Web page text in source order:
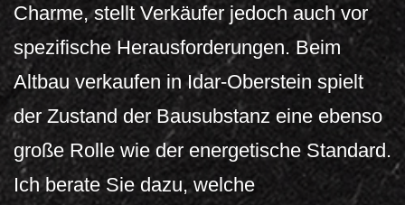
Charme, stellt Verkäufer jedoch auch vor
spezifische Herausforderungen. Beim
Altbau verkaufen in Idar-Oberstein spielt
der Zustand der Bausubstanz eine ebenso
große Rolle wie der energetische Standard.
Ich berate Sie dazu, welche